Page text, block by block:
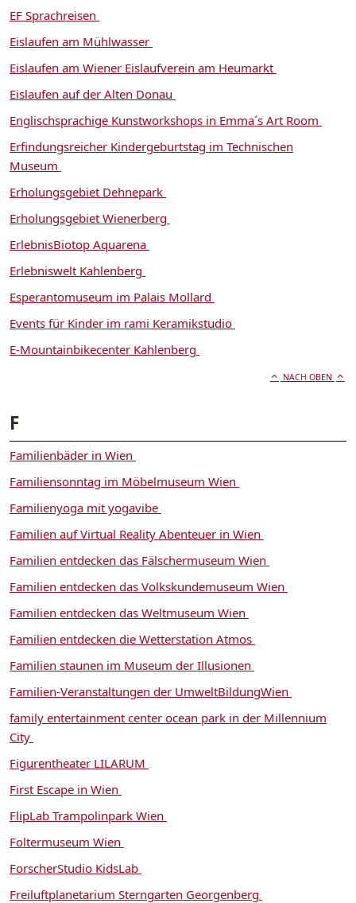
EF Sprachreisen
Eislaufen am Mühlwasser
Eislaufen am Wiener Eislaufverein am Heumarkt
Eislaufen auf der Alten Donau
Englischsprachige Kunstworkshops in Emma´s Art Room
Erfindungsreicher Kindergeburtstag im Technischen
Museum
Erholungsgebiet Dehnepark
Erholungsgebiet Wienerberg
ErlebnisBiotop Aquarena
Erlebniswelt Kahlenberg
Esperantomuseum im Palais Mollard
Events für Kinder im rami Keramikstudio
E-Mountainbikecenter Kahlenberg
NACH OBEN
F
Familienbäder in Wien
Familiensonntag im Möbelmuseum Wien
Familienyoga mit yogavibe
Familien auf Virtual Reality Abenteuer in Wien
Familien entdecken das Fälschermuseum Wien
Familien entdecken das Volkskundemuseum Wien
Familien entdecken das Weltmuseum Wien
Familien entdecken die Wetterstation Atmos
Familien staunen im Museum der Illusionen
Familien-Veranstaltungen der UmweltBildungWien
family entertainment center ocean park in der Millennium
City
Figurentheater LILARUM
First Escape in Wien
FlipLab Trampolinpark Wien
Foltermuseum Wien
ForscherStudio KidsLab
Freiluftplanetarium Sterngarten Georgenberg